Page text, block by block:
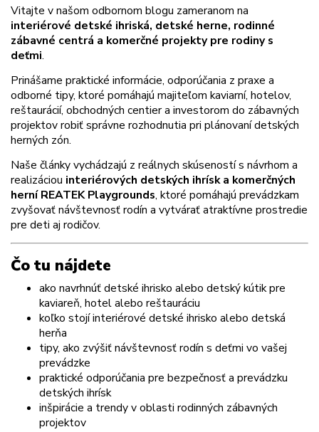
Vitajte v našom odbornom blogu zameranom na
interiérové detské ihriská, detské herne, rodinné
zábavné centrá a komerčné projekty pre rodiny s
deťmi.
Prinášame praktické informácie, odporúčania z praxe a
odborné tipy, ktoré pomáhajú majiteľom kaviarní, hotelov,
reštaurácií, obchodných centier a investorom do zábavných
projektov robiť správne rozhodnutia pri plánovaní detských
herných zón.
Naše články vychádzajú z reálnych skúseností s návrhom a
realizáciou interiérových detských ihrísk a komerčných
herní REATEK Playgrounds, ktoré pomáhajú prevádzkam
zvyšovať návštevnosť rodín a vytvárať atraktívne prostredie
pre deti aj rodičov.
Čo tu nájdete
ako navrhnúť detské ihrisko alebo detský kútik pre
kaviareň, hotel alebo reštauráciu
koľko stojí interiérové detské ihrisko alebo detská
herňa
tipy, ako zvýšiť návštevnosť rodín s deťmi vo vašej
prevádzke
praktické odporúčania pre bezpečnosť a prevádzku
detských ihrísk
inšpirácie a trendy v oblasti rodinných zábavných
projektov